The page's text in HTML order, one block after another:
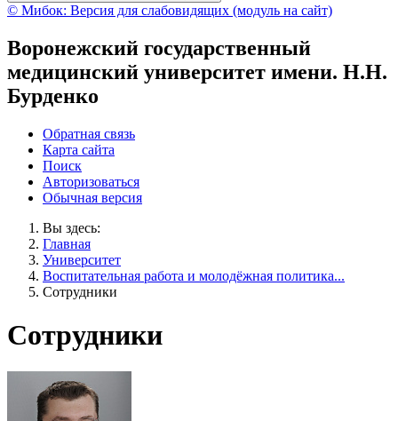
© Мибок: Версия для слабовидящих (модуль на сайт)
Воронежский государственный
медицинский университет имени. Н.Н.
Бурденко
Обратная связь
Карта сайта
Поиск
Авторизоваться
Обычная версия
Вы здесь:
Главная
Университет
Воспитательная работа и молодёжная политика...
Сотрудники
Сотрудники